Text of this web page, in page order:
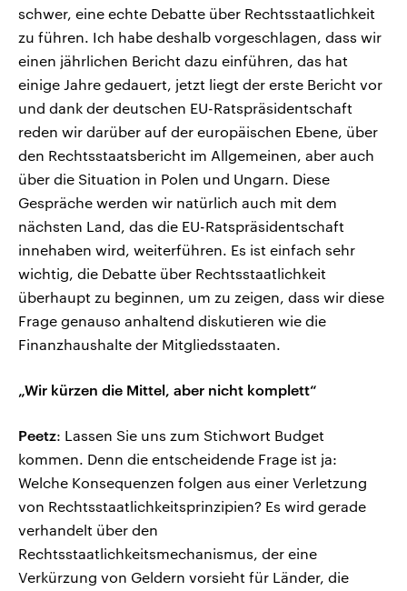
schwer, eine echte Debatte über Rechtsstaatlichkeit
zu führen. Ich habe deshalb vorgeschlagen, dass wir
einen jährlichen Bericht dazu einführen, das hat
einige Jahre gedauert, jetzt liegt der erste Bericht vor
und dank der deutschen EU-Ratspräsidentschaft
reden wir darüber auf der europäischen Ebene, über
den Rechtsstaatsbericht im Allgemeinen, aber auch
über die Situation in Polen und Ungarn. Diese
Gespräche werden wir natürlich auch mit dem
nächsten Land, das die EU-Ratspräsidentschaft
innehaben wird, weiterführen. Es ist einfach sehr
wichtig, die Debatte über Rechtsstaatlichkeit
überhaupt zu beginnen, um zu zeigen, dass wir diese
Frage genauso anhaltend diskutieren wie die
Finanzhaushalte der Mitgliedsstaaten.
„Wir kürzen die Mittel, aber nicht komplett“
Peetz: Lassen Sie uns zum Stichwort Budget
kommen. Denn die entscheidende Frage ist ja:
Welche Konsequenzen folgen aus einer Verletzung
von Rechtsstaatlichkeitsprinzipien? Es wird gerade
verhandelt über den
Rechtsstaatlichkeitsmechanismus, der eine
Verkürzung von Geldern vorsieht für Länder, die